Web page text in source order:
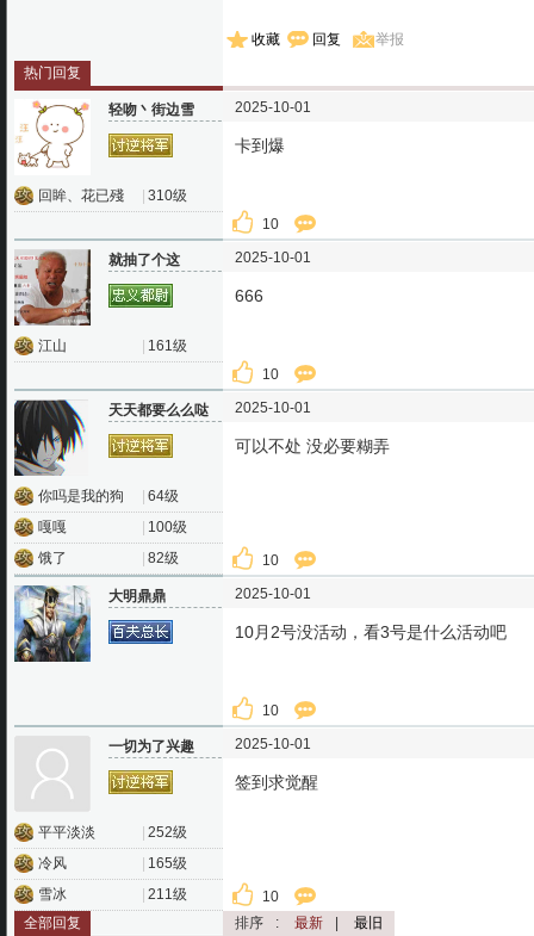
收藏 回复
举报
热门回复
轻吻丶街边雪
回眸、花已殘 310级
2025-10-01
卡到爆
10
就抽了个这
江山 161级
2025-10-01
666
10
天天都要么么哒
你吗是我的狗
64级
嘎嘎
100级
饿了
82级
2025-10-01
可以不处 没必要糊弄
10
大明鼎鼎 2025-10-01
10月2号没活动，看3号是什么活动吧
10
一切为了兴趣
平平淡淡
252级
冷风
165级
雪冰
211级
2025-10-01
签到求觉醒
10
全部回复
排序 : 最新 最旧